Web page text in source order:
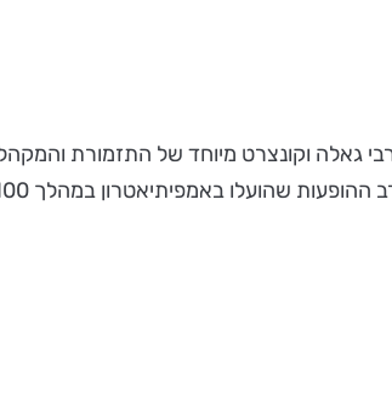
100 שנות אופרה בזירת הארנה, נבחרה לפסטיבל תוכנית שטרם נראתה כמותה: 8 אופרות, 4